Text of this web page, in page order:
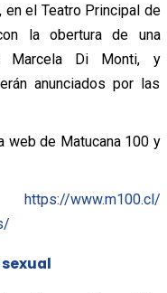
el Teatro Principal de
la obertura de una
Marcela Di Monti, y
anunciados por las
web de Matucana 100 y
https://www.m100.cl/